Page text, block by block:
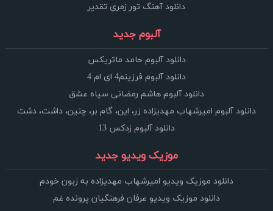
دانلود آهنگ تور زمری تقدیر
آلبوم جدید
دانلود آلبوم حامد ماتریکس
دانلود آلبوم فرزینم4 ای ام 4
دانلود آلبوم هاشم رمضانی سپاه عشق
دانلود آلبوم امیرشهاب مهدیزاده زر، این، گام بر، چنین، داشت، دشت
دانلود آلبوم زدکس 13
موزیک ویدیو جدید
دانلود موزیک ویدیو امیرشهاب مهدیزاده به زبون خودم
دانلود موزیک ویدیو عرفان فرهنگیان پرونده غم